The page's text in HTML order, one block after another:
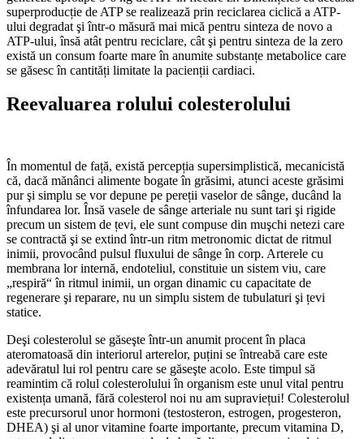
superproducție de ATP se realizează prin reciclarea ciclică a ATP-
ului degradat şi într-o măsură mai mică pentru sinteza de novo a
ATP-ului, însă atât pentru reciclare, cât şi pentru sinteza de la zero
există un consum foarte mare în anumite substanțe metabolice care
se găsesc în cantități limitate la pacienții cardiaci.
Reevaluarea rolului colesterolului
În momentul de față, există percepția supersimplistică, mecanicistă
că, dacă mănânci alimente bogate în grăsimi, atunci aceste grăsimi
pur şi simplu se vor depune pe pereții vaselor de sânge, ducând la
înfundarea lor. Însă vasele de sânge arteriale nu sunt tari şi rigide
precum un sistem de țevi, ele sunt compuse din muşchi netezi care
se contractă şi se extind într-un ritm metronomic dictat de ritmul
inimii, provocând pulsul fluxului de sânge în corp. Arterele cu
membrana lor internă, endoteliul, constituie un sistem viu, care
„respiră“ în ritmul inimii, un organ dinamic cu capacitate de
regenerare şi reparare, nu un simplu sistem de tubulaturi şi țevi
statice.
Deşi colesterolul se găseşte într-un anumit procent în placa
ateromatoasă din interiorul arterelor, puțini se întreabă care este
adevăratul lui rol pentru care se găseşte acolo. Este timpul să
reamintim că rolul colesterolului în organism este unul vital pentru
existența umană, fără colesterol noi nu am supraviețui! Colesterolul
este precursorul unor hormoni (testosteron, estrogen, progesteron,
DHEA) şi al unor vitamine foarte importante, precum vitamina D,